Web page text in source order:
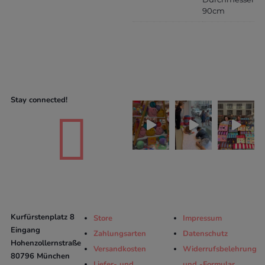
90cm
Stay connected!

Kurfürstenplatz 8
Eingang
Hohenzollernstraße
80796 München
Store
Zahlungsarten
Versandkosten
Impressum
Datenschutz
Widerrufsbelehrung